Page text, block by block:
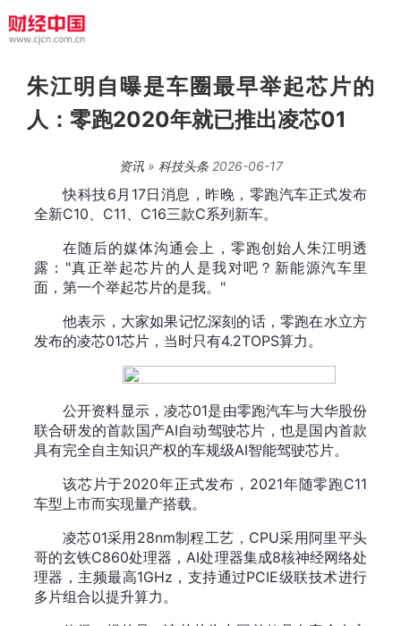
朱江明自曝是车圈最早举起芯片的
人：零跑2020年就已推出凌芯01
资讯» 科技头条2026-06-17
快科技6月17日消息，昨晚，零跑汽车正式发布
全新C10、C11、C16三款C系列新车。
在随后的媒体沟通会上，零跑创始人朱江明透
露："真正举起芯片的人是我对吧？新能源汽车里
面，第一个举起芯片的是我。"
他表示，大家如果记忆深刻的话，零跑在水立方
发布的凌芯01芯片，当时只有4.2TOPS算力。
公开资料显示，凌芯01是由零跑汽车与大华股份
联合研发的首款国产AI自动驾驶芯片，也是国内首款
具有完全自主知识产权的车规级AI智能驾驶芯片。
该芯片于2020年正式发布，2021年随零跑C11
车型上市而实现量产搭载。
凌芯01采用28nm制程工艺，CPU采用阿里平头
哥的玄铁C860处理器，AI处理器集成8核神经网络处
理器，主频最高1GHz，支持通过PCIE级联技术进行
多片组合以提升算力。